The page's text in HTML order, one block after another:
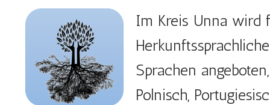
Im Kreis Unna wird
Sprachen
Polnisch,